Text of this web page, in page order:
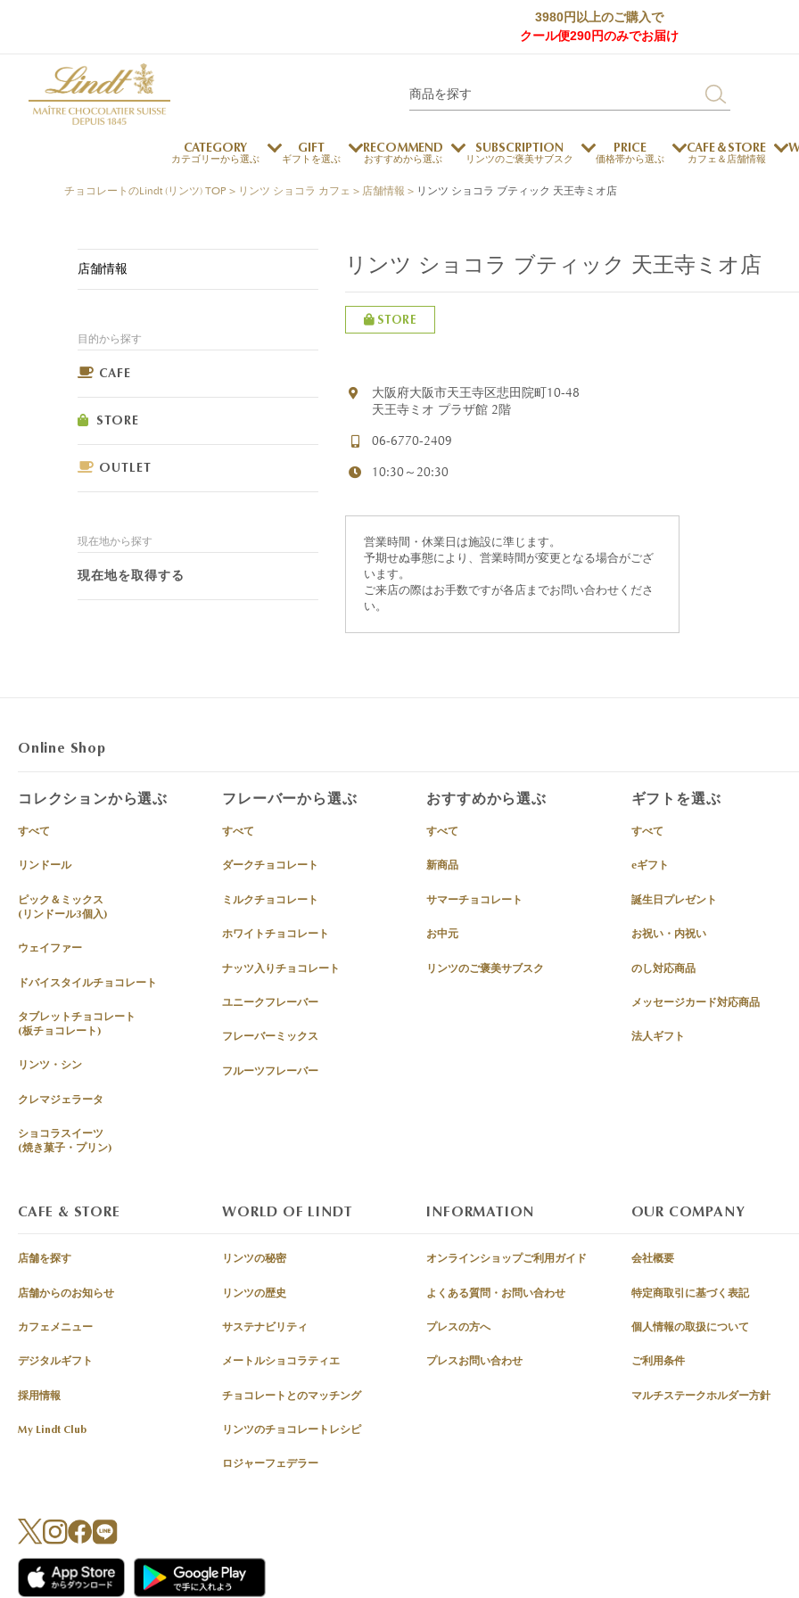
3980円以上のご購入で
クール便290円のみでお届け
CATEGORY
カテゴリーから選ぶ
フレーバー一覧
(焼き菓子)
すべて
GIFT
ギフトを選ぶ
RECOMMEND
おすすめから選ぶ
SUBSCRIPTION
リンツのご褒美サブスク
ご褒美サブスク
PRICE
価格帯から選ぶ
～￥2,000
～￥5,000
CAFE＆STORE
カフェ＆店舗情報
独自の技術
リンツの発明
完璧な仕上げ
メートルショコラティエ
チョコレートとワイン
チョコレートと紅茶
よくある質問・お問い合わせ
プレスの方へ
チョコレートのLindt (リンツ) TOP > リンツ ショコラ カフェ > 店舗情報 > リンツ ショコラ ブティック 天王寺ミオ店
リンツ ショコラ ブティック 天王寺ミオ店
STORE
大阪府大阪市天王寺区悲田院町10-48
天王寺ミオ プラザ館 2階
06-6770-2409
10:30～20:30
営業時間・休業日は施設に準じます。
予期せぬ事態により、営業時間が変更となる場合がござ
います。
ご来店の際はお手数ですが各店までお問い合わせくださ
い。
店舗情報
目的から探す
CAFE
STORE
OUTLET
現在地から探す
現在地を取得する
Online Shop
コレクションから選ぶ
すべて
リンドール
ピック＆ミックス
(リンドール3個入)
ウェイファー
ドバイスタイルチョコレート
タブレットチョコレート
(板チョコレート)
リンツ・シン
クレマジェラータ
ショコラスイーツ
(焼き菓子・プリン)
フレーバーから選ぶ
すべて
ダークチョコレート
ミルクチョコレート
ホワイトチョコレート
ナッツ入りチョコレート
ユニークフレーバー
フレーバーミックス
フルーツフレーバー
おすすめから選ぶ
すべて
新商品
サマーチョコレート
お中元
リンツのご褒美サブスク
ギフトを選ぶ
すべて
eギフト
誕生日プレゼント
お祝い・内祝い
のし対応商品
メッセージカード対応商品
法人ギフト
CAFE & STORE
店舗を探す
店舗からのお知らせ
カフェメニュー
デジタルギフト
採用情報
My Lindt Club
WORLD OF LINDT
リンツの秘密
リンツの歴史
サステナビリティ
メートルショコラティエ
チョコレートとのマッチング
リンツのチョコレートレシピ
ロジャーフェデラー
INFORMATION
オンラインショップご利用ガイド
よくある質問・お問い合わせ
プレスの方へ
プレスお問い合わせ
OUR COMPANY
会社概要
特定商取引に基づく表記
個人情報の取扱について
ご利用条件
マルチステークホルダー方針